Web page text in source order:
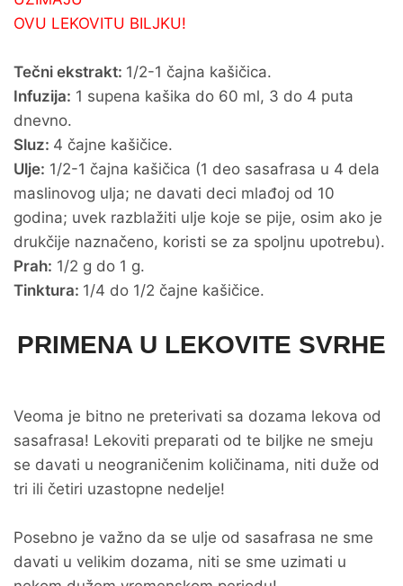
OVU LEKOVITU BILJKU!
Tečni ekstrakt: 1/2-1 čajna kašičica.
Infuzija: 1 supena kašika do 60 ml, 3 do 4 puta
dnevno.
Sluz: 4 čajne kašičice.
Ulje: 1/2-1 čajna kašičica (1 deo sasafrasa u 4 dela
maslinovog ulja; ne davati deci mlađoj od 10
godina; uvek razblažiti ulje koje se pije, osim ako je
drukčije naznačeno, koristi se za spoljnu upotrebu).
Prah: 1/2 g do 1 g.
Tinktura: 1/4 do 1/2 čajne kašičice.
PRIMENA U LEKOVITE SVRHE
Veoma je bitno ne preterivati sa dozama lekova od
sasafrasa! Lekoviti preparati od te biljke ne smeju
se davati u neograničenim količinama, niti duže od
tri ili četiri uzastopne nedelje!
Posebno je važno da se ulje od sasafrasa ne sme
davati u velikim dozama, niti se sme uzimati u